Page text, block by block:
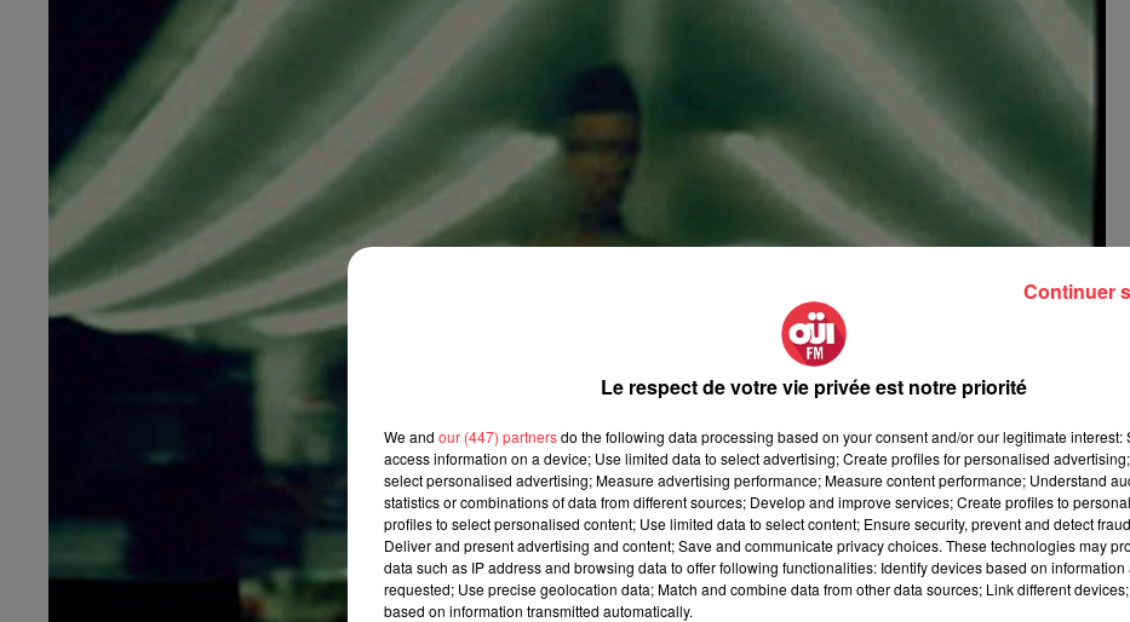
Le respect de votre vie privée est notre priorité
We and our (447) partnersdo the following data processing based on your consent and/or our legitimate interest:
access information on a device; Use limited data to select advertising; Create profiles for personalised
select personalised advertising; Measure advertising performance; Measure content performance; Understand
statistics or combinations of data from different sources; Develop and improve services; Create profiles to
profiles to select personalised content; Use limited data to select content; Ensure security, prevent and detect
Deliver and present advertising and content; Save and communicate privacy choices. These technologies may
data such as IP address and browsing data to offer following functionalities: Identify devices based on information
requested; Use precise geolocation data; Match and combine data from other data sources; Link different
based on information transmitted automatically.
Continuer